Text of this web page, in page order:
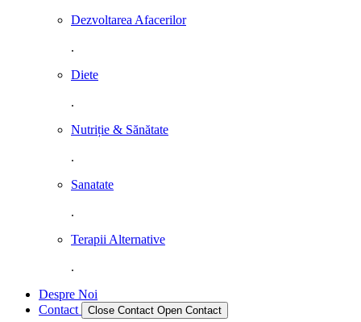
Dezvoltarea Afacerilor
.
Diete
.
Nutriție & Sănătate
.
Sanatate
.
Terapii Alternative
.
Despre Noi
Contact
Close Contact Open Contact